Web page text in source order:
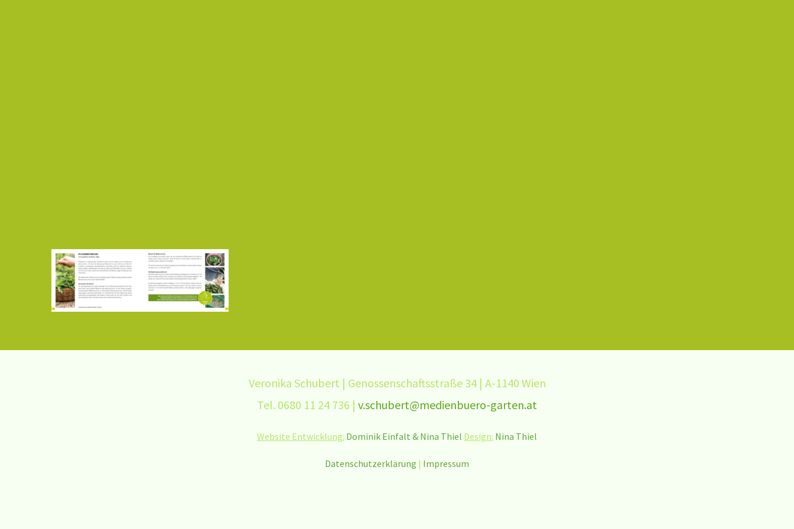
Veronika Schubert | Genossenschaftsstraße 34 | A-1140 Wien
Tel. 0680 11 24 736 | v.schubert@medienbuero-garten.at
Website Entwicklung: Dominik Einfalt & Nina Thiel Design: Nina Thiel
Datenschutzerklärung | Impressum